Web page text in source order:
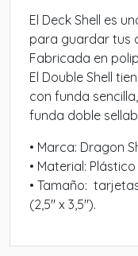
El Deck Shell es
para guardar tus
Fabricada en
El Double Shell
con funda
funda doble
• Marca: Dragon
• Material: Plástico
• Tamaño:
(2,5″ x 3,5″).